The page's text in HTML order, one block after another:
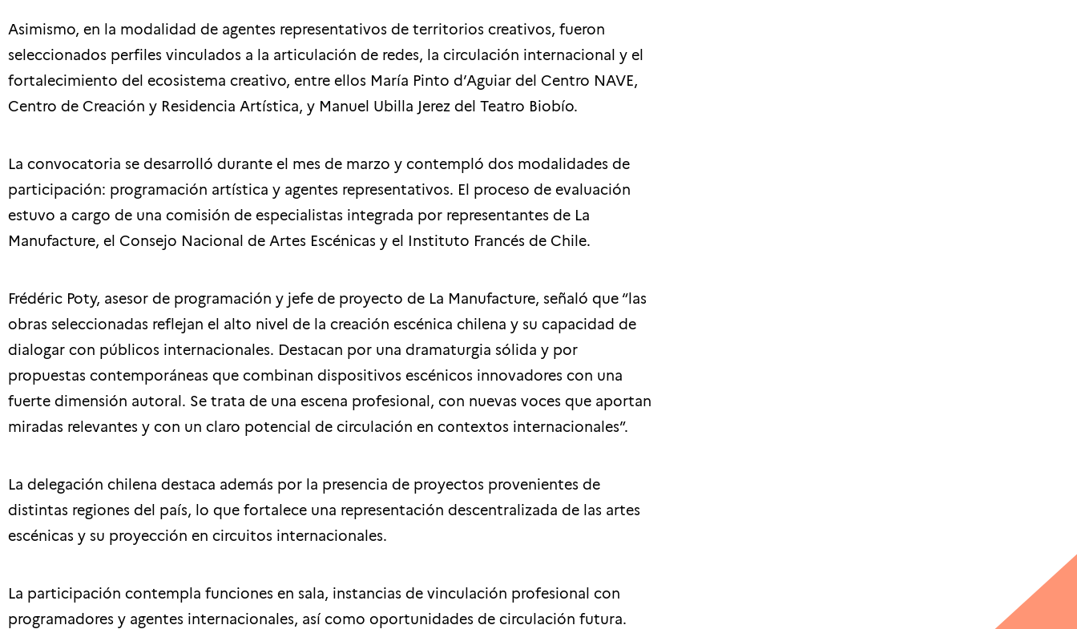
Asimismo, en la modalidad de agentes representativos de territorios creativos, fueron
seleccionados perfiles vinculados a la articulación de redes, la circulación internacional y el
fortalecimiento del ecosistema creativo, entre ellos María Pinto d’Aguiar del Centro NAVE,
Centro de Creación y Residencia Artística, y Manuel Ubilla Jerez del Teatro Biobío.
La convocatoria se desarrolló durante el mes de marzo y contempló dos modalidades de
participación: programación artística y agentes representativos. El proceso de evaluación
estuvo a cargo de una comisión de especialistas integrada por representantes de La
Manufacture, el Consejo Nacional de Artes Escénicas y el Instituto Francés de Chile.
Frédéric Poty, asesor de programación y jefe de proyecto de La Manufacture, señaló que “las
obras seleccionadas reflejan el alto nivel de la creación escénica chilena y su capacidad de
dialogar con públicos internacionales. Destacan por una dramaturgia sólida y por
propuestas contemporáneas que combinan dispositivos escénicos innovadores con una
fuerte dimensión autoral. Se trata de una escena profesional, con nuevas voces que aportan
miradas relevantes y con un claro potencial de circulación en contextos internacionales”.
La delegación chilena destaca además por la presencia de proyectos provenientes de
distintas regiones del país, lo que fortalece una representación descentralizada de las artes
escénicas y su proyección en circuitos internacionales.
La participación contempla funciones en sala, instancias de vinculación profesional con
programadores y agentes internacionales, así como oportunidades de circulación futura.